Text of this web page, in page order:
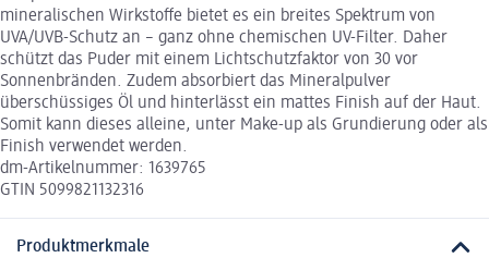
mineralischen Wirkstoffe bietet es ein breites Spektrum von
UVA/UVB-Schutz an – ganz ohne chemischen UV-Filter. Daher
schützt das Puder mit einem Lichtschutzfaktor von 30 vor
Sonnenbränden. Zudem absorbiert das Mineralpulver
überschüssiges Öl und hinterlässt ein mattes Finish auf der Haut.
Somit kann dieses alleine, unter Make-up als Grundierung oder als
Finish verwendet werden.
dm-Artikelnummer: 1639765
GTIN 5099821132316
Produktmerkmale